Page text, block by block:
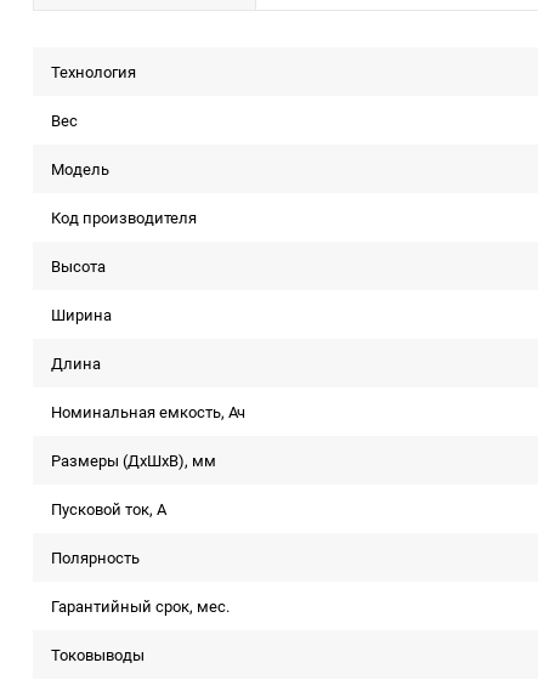
Технология
Вес
Модель
Код производителя
Высота
Ширина
Длина
Номинальная емкость, Ач
Размеры (ДхШхВ), мм
Пусковой ток, A
Полярность
Гарантийный срок, мес.
Токовыводы